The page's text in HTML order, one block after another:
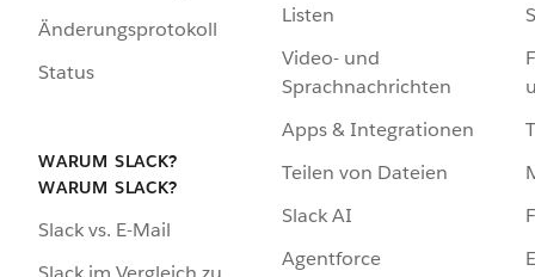
Änderungsprotokoll
Status
WARUM SLACK?
WARUM SLACK?
Slack vs. E-Mail
Listen
Video- und
Sprachnachrichten
Apps & Integrationen
Teilen von Dateien
Slack AI
Agentforce